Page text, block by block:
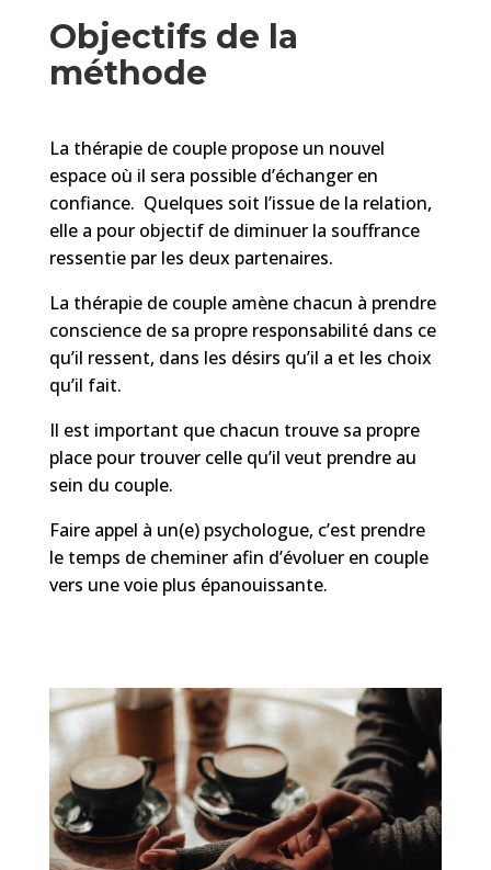
Objectifs de la
méthode
La thérapie de couple propose un nouvel
espace où il sera possible d’échanger en
confiance. Quelques soit l’issue de la relation,
elle a pour objectif de diminuer la souffrance
ressentie par les deux partenaires.
La thérapie de couple amène chacun à prendre
conscience de sa propre responsabilité dans ce
qu’il ressent, dans les désirs qu’il a et les choix
qu’il fait.
Il est important que chacun trouve sa propre
place pour trouver celle qu’il veut prendre au
sein du couple.
Faire appel à un(e) psychologue, c’est prendre
le temps de cheminer afin d’évoluer en couple
vers une voie plus épanouissante.